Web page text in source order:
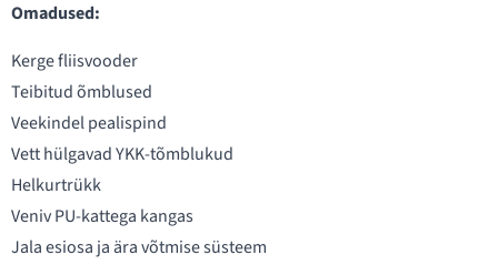
Omadused:
Kerge fliisvooder
Teibitud õmblused
Veekindel pealispind
Vett hülgavad YKK-tõmblukud
Helkurtrükk
Veniv PU-kattega kangas
Jala esiosa ja ära võtmise süsteem